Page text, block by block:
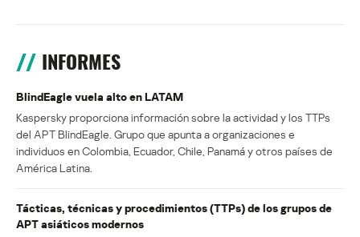
INFORMES
BlindEagle vuela alto en LATAM
Kaspersky proporciona información sobre la actividad y los TTPs
del APT BlindEagle. Grupo que apunta a organizaciones e
individuos en Colombia, Ecuador, Chile, Panamá y otros países de
América Latina.
Tácticas, técnicas y procedimientos (TTPs) de los grupos de
APT asiáticos modernos